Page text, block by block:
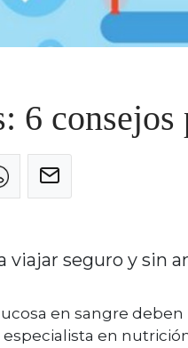
6
viajar seguro y sin
en sangre deben
en